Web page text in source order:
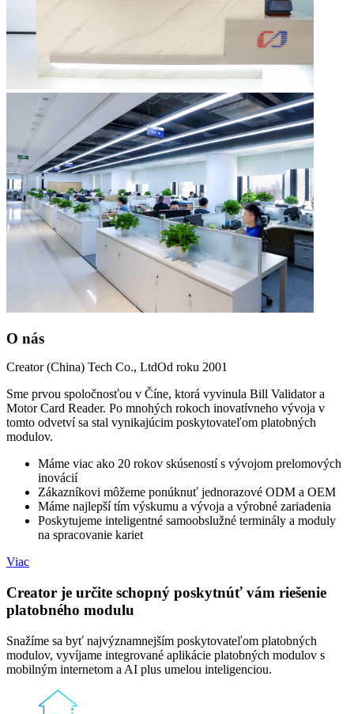
O nás
Creator (China) Tech Co., LtdOd roku 2001
Sme prvou spoločnosťou v Číne, ktorá vyvinula Bill Validator a
Motor Card Reader. Po mnohých rokoch inovatívneho vývoja v
tomto odvetví sa stal vynikajúcim poskytovateľom platobných
modulov.
Máme viac ako 20 rokov skúseností s vývojom prelomových
inovácií
Zákazníkovi môžeme ponúknuť jednorazové ODM a OEM
Máme najlepší tím výskumu a vývoja a výrobné zariadenia
Poskytujeme inteligentné samoobslužné terminály a moduly
na spracovanie kariet
Viac
Creator je určite schopný poskytnúť vám riešenie
platobného modulu
Snažíme sa byť najvýznamnejším poskytovateľom platobných
modulov, vyvíjame integrované aplikácie platobných modulov s
mobilným internetom a AI plus umelou inteligenciou.